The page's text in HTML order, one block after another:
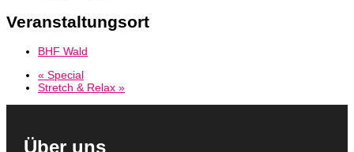
Veranstaltungsort
BHF Wald
« Special
Stretch & Relax »
Über uns